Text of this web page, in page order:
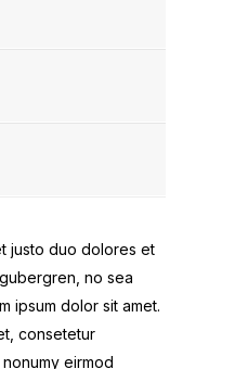
justo duo dolores et
no sea
ipsum dolor sit amet.
consetetur
eirmod